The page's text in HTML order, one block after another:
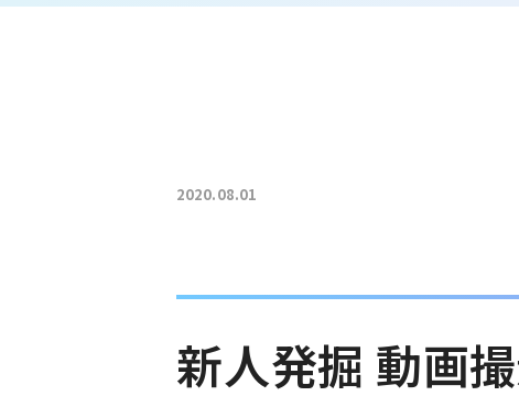
2020.08.01
新人発掘 動画撮